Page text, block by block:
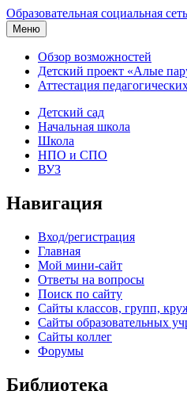
Образовательная социальная сеть
Меню
Обзор возможностей
Детский проект «Алые
Аттестация
Детский сад
Начальная школа
Школа
НПО и СПО
ВУЗ
Навигация
Вход/регистрация
Главная
Мой мини-сайт
Ответы на вопросы
Поиск по сайту
Сайты классов, групп,
Сайты образовательных
Сайты коллег
Форумы
Библиотека